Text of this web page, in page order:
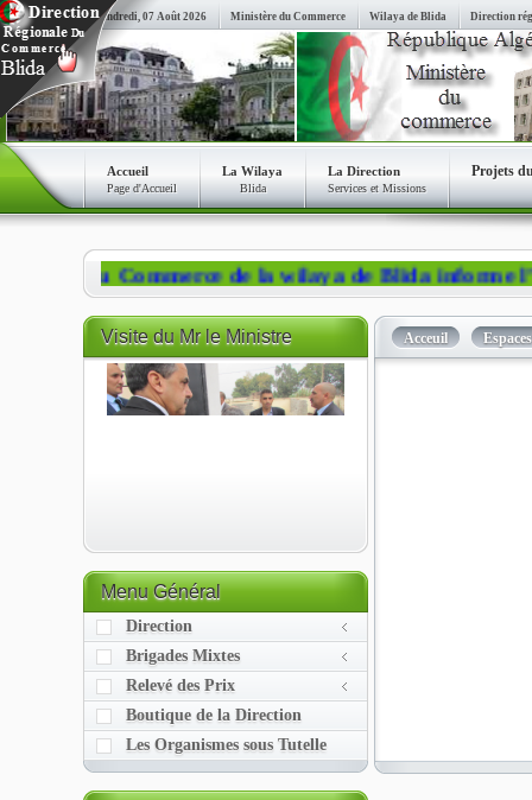
Vendredi, 07 Août 2026 Ministère du Commerce Wilaya de Blida Direction
Accueil
Page d'Accueil
La Wilaya
Blida
La Direction
Services et Missions
Projets
Commerce de la wilaya de Blida informe
Acceuil
Visitedu Mr le Ministre
MenuGénéral
Direction
Brigades Mixtes
Relevé des Prix
Boutique de la Direction
Les Organismes sous Tutelle